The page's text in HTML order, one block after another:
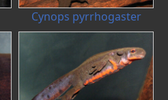
Cynops pyrrhogaster